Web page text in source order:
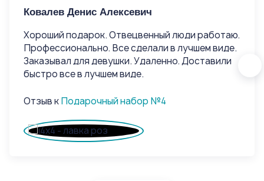
Ковалев Денис Алексевич
Хороший подарок. Отвецвенный люди работаю.
Профессионально. Все сделали в лучшем виде.
Заказывал для девушки. Удаленно. Доставили
быстро все в лучшем виде.
Отзыв кПодарочный набор №4